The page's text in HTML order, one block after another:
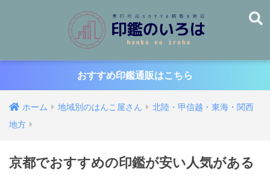
おすすめ印鑑通販はこちら
ホーム 地域別のはんこ屋さん
北陸・甲信越・東海・関西
地方
京都でおすすめの印鑑が安い人気がある